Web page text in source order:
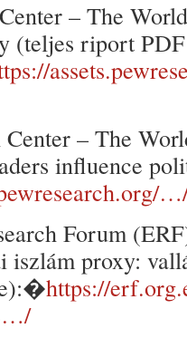
– The
(teljes riport
Center – The
influence
Forum
iszlám proxy:
https://